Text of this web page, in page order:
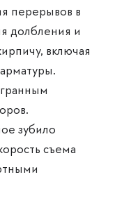
перерывов в
долбления и
включая
зубило
съема